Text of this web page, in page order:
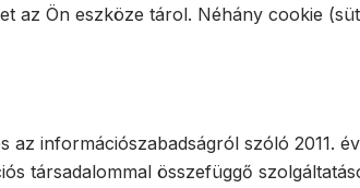
az Ön eszköze tárol. Néhány cookie
információszabadságról szóló 2011.
társadalommal összefüggő